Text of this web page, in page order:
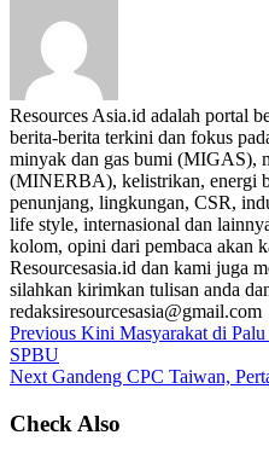
Resources Asia.id adalah portal
berita-berita terkini dan fokus
minyak dan gas bumi (MIGAS),
(MINERBA), kelistrikan, energi
penunjang, lingkungan, CSR,
life style, internasional dan
kolom, opini dari pembaca akan
Resourcesasia.id dan kami juga
silahkan kirimkan tulisan anda
redaksiresourcesasia@gmail.com
Previous Kini Masyarakat di
SPBU
Next Gandeng CPC Taiwan,
Check Also